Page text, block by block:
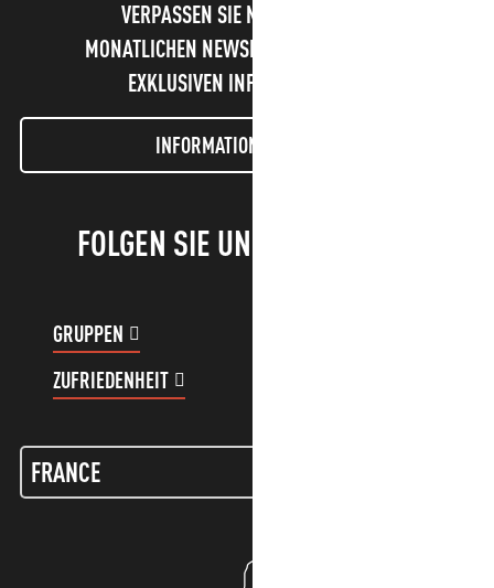
VERPASSEN SIE NICHT UNSEREN
MONATLICHEN NEWSLETTER UND UNSERE
EXKLUSIVEN INFORMATIONEN!
INFORMATIONEN LETTER
FOLGEN SIE UNS!
GRUPPEN
ZUFRIEDENHEIT